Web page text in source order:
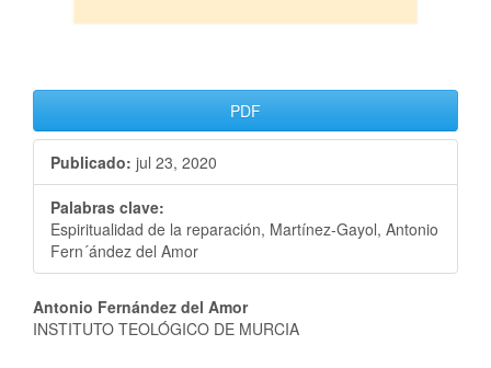
PDF
Publicado: jul 23, 2020
Palabras clave:
Espiritualidad de la reparación, Martínez-Gayol, Antonio
Fern´ández del Amor
Antonio Fernández del Amor
INSTITUTO TEOLÓGICO DE MURCIA